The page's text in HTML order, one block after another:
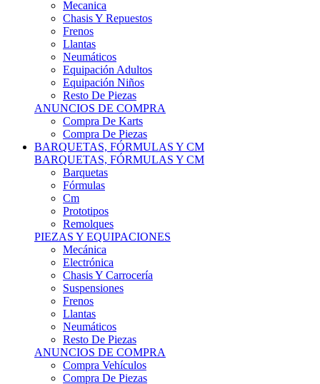
Mecanica
Chasis Y Repuestos
Frenos
Llantas
Neumáticos
Equipación Adultos
Equipación Niños
Resto De Piezas
ANUNCIOS DE COMPRA
Compra De Karts
Compra De Piezas
BARQUETAS, FÓRMULAS Y CM
BARQUETAS, FÓRMULAS Y CM
Barquetas
Fórmulas
Cm
Prototipos
Remolques
PIEZAS Y EQUIPACIONES
Mecánica
Electrónica
Chasis Y Carrocería
Suspensiones
Frenos
Llantas
Neumáticos
Resto De Piezas
ANUNCIOS DE COMPRA
Compra Vehículos
Compra De Piezas